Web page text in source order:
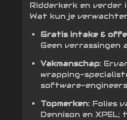
Ridderkerk en verder
Wat kun je
Gratis intake &
Geen verrassingen
Vakmanschap:
wrapping-
software-
Topmerken: Folies
Dennison en XPEL;